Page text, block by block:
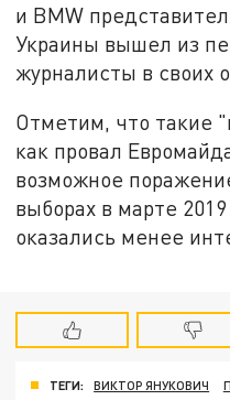
и BMW
Украины вышел из
журналисты в своих
Отметим, что такие
как провал
возможное
выборах в марте
оказались менее
ТЕГИ: ВИКТОР ЯНУКОВИЧ